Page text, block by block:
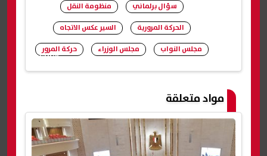
شارك
سؤال برلماني
منظومة النقل
الحركة المرورية
السير عكس الاتجاه
مجلس النواب
مجلس الوزراء حركة المرور
مواد متعلقة